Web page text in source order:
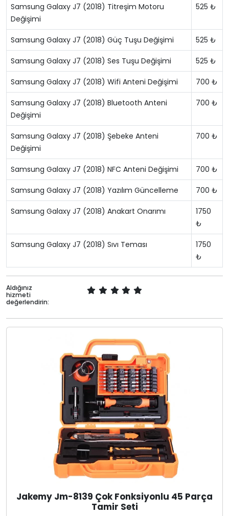
Samsung Galaxy J7 (2018) Titreşim Motoru
Değişimi
525 ₺
Samsung Galaxy J7 (2018) Güç Tuşu Değişimi 525 ₺
Samsung Galaxy J7 (2018) Ses Tuşu Değişimi 525 ₺
Samsung Galaxy J7 (2018) Wifi Anteni Değişimi 700 ₺
Samsung Galaxy J7 (2018) Bluetooth Anteni
Değişimi
700 ₺
Samsung Galaxy J7 (2018) Şebeke Anteni
Değişimi
700 ₺
Samsung Galaxy J7 (2018) NFC Anteni Değişimi 700 ₺
Samsung Galaxy J7 (2018) Yazılım Güncelleme 700 ₺
Samsung Galaxy J7 (2018) Anakart Onarımı
1750
₺
Samsung Galaxy J7 (2018) Sıvı Teması
1750
₺
Aldığınız
hizmeti
değerlendirin:
Jakemy Jm-8139 Çok Fonksiyonlu 45 Parça
Tamir Seti